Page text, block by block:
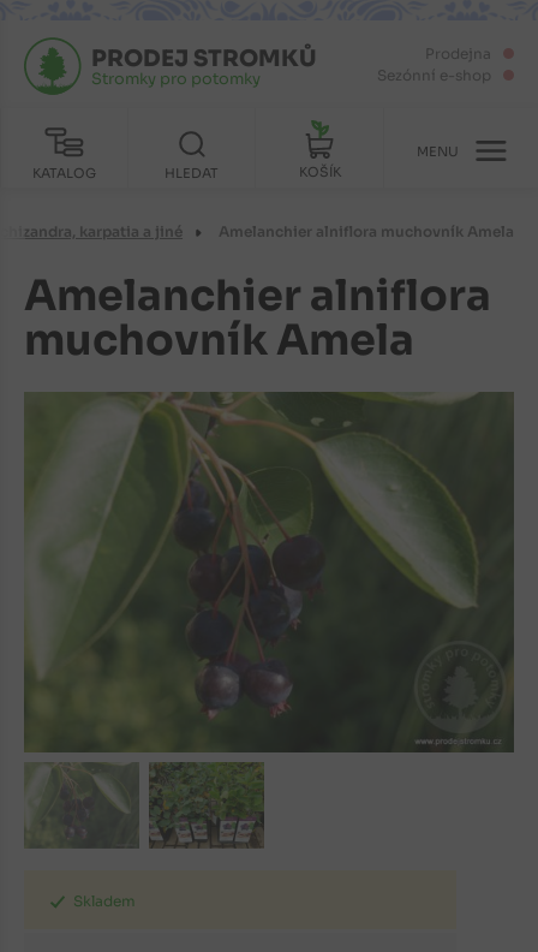
Prodejna
Sezónní e-shop
KATALOG
PRODEJ STROMKŮ
Stromky pro potomky
HLEDAT KOŠÍK
MENU
karpatia a jiné Amelanchier alniflora muchovník Amela
Amelanchier alniflora
muchovník Amela
Skladem